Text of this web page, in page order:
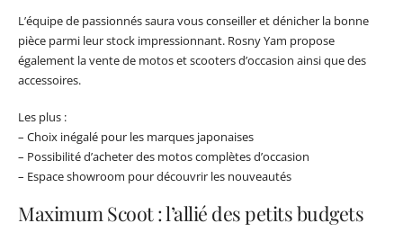
L’équipe de passionnés saura vous conseiller et dénicher la bonne
pièce parmi leur stock impressionnant. Rosny Yam propose
également la vente de motos et scooters d’occasion ainsi que des
accessoires.
Les plus :
– Choix inégalé pour les marques japonaises
– Possibilité d’acheter des motos complètes d’occasion
– Espace showroom pour découvrir les nouveautés
Maximum Scoot : l’allié des petits budgets